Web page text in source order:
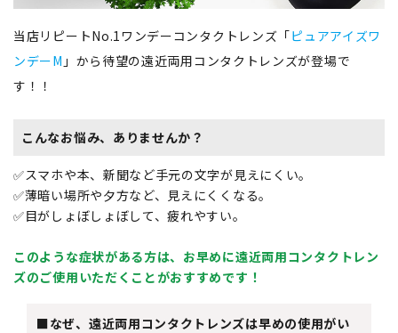
当店リピートNo.1ワンデーコンタクトレンズ「ピュアアイズワ
ンデーM 」から待望の遠近両用コンタクトレンズが登場で
す！！
こんなお悩み、ありませんか？
✅スマホや本、新聞など手元の文字が見えにくい。
✅薄暗い場所や夕方など、見えにくくなる。
✅目がしょぼしょぼして、疲れやすい。
このような症状がある方は、お早めに遠近両用コンタクトレン
ズのご使用いただくことがおすすめです！
■なぜ、遠近両用コンタクトレンズは早めの使用がい